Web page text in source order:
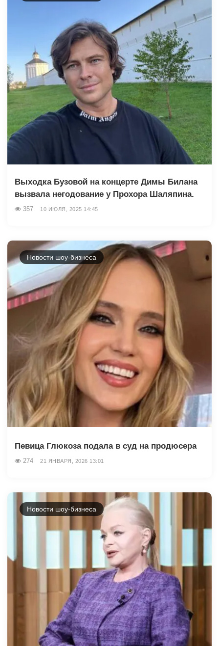
Выходка Бузовой на концерте Димы Билана
вызвала негодование у Прохора Шаляпина.
357 10 ИЮЛЯ, 2025 14:45
Новости шоу-бизнеса
Певица Глюкоза подала в суд на продюсера
274 21 ЯНВАРЯ, 2026 13:01
Новости шоу-бизнеса